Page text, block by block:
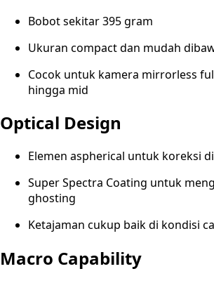
Bobot sekitar 395 gram
Ukuran compact dan mudah
Cocok untuk kamera mirrorless
hingga mid
Optical Design
Elemen aspherical untuk koreksi
Super Spectra Coating untuk
ghosting
Ketajaman cukup baik di kondisi
Macro Capability